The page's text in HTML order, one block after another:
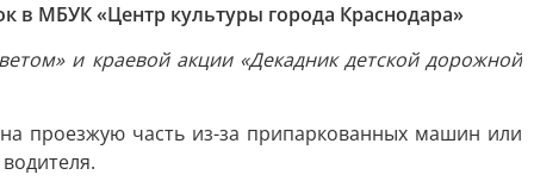
в МБУК «Центр культуры города Краснодара»
и краевой акции «Декадник детской дорожной
проезжую часть из-за припаркованных машин или